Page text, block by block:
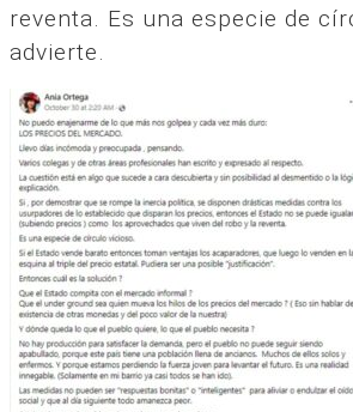
reventa. Es una especie de
advierte.